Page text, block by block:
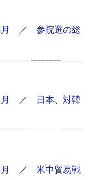
／ 参院選の総
／
日本、対韓
／ 米中貿易戦